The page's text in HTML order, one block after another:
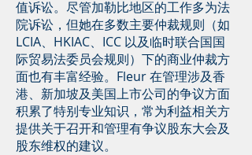
值诉讼。尽管加勒比地区的工作多为法
院诉讼，但她在多数主要仲裁规则（如
LCIA、HKIAC、ICC 以及临时联合国国
际贸易法委员会规则）下的商业仲裁方
面也有丰富经验。Fleur 在管理涉及香
港、新加坡及美国上市公司的争议方面
积累了特别专业知识，常为利益相关方
提供关于召开和管理有争议股东大会及
股东维权的建议。